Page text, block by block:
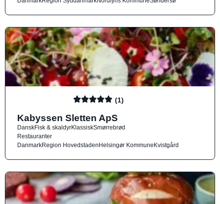
(1)
Kabyssen Sletten ApS
DanskFisk & skaldyrKlassiskSmørrebrød
Restauranter
DanmarkRegion HovedstadenHelsingør KommuneKvistgård